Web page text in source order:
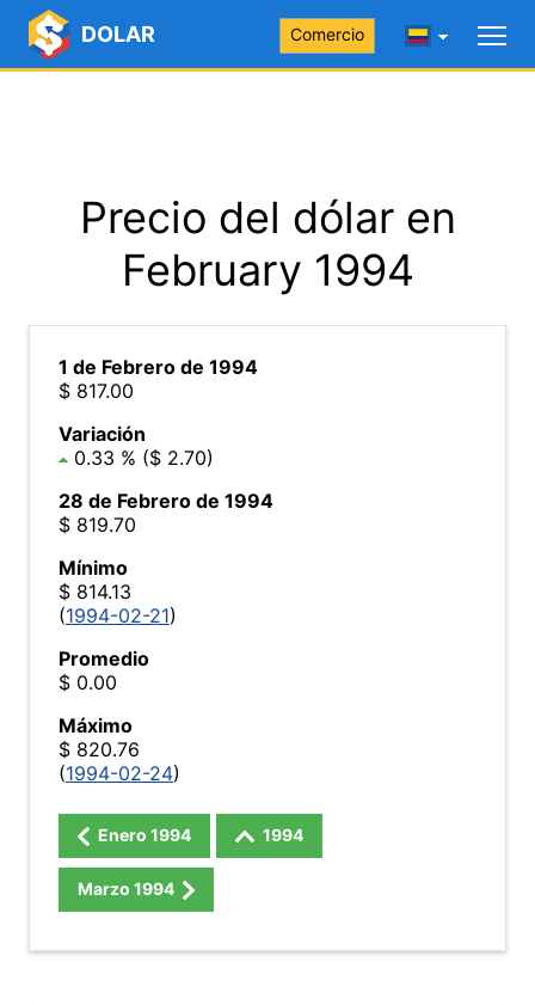
DOLAR Comercio
Precio del dólar en
February 1994
1 de Febrero de 1994
$ 817.00
Variación
0.33 % ($ 2.70)
28 de Febrero de 1994
$ 819.70
Mínimo
$ 814.13
(1994-02-21)
Promedio
$ 0.00
Máximo
$ 820.76
(1994-02-24)
Enero 1994 1994
Marzo 1994